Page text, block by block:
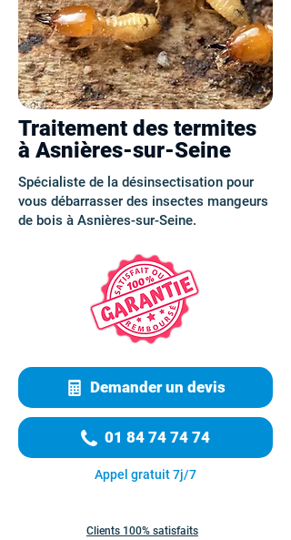
Traitement des termites
à Asnières-sur-Seine
Spécialiste de la désinsectisation pour
vous débarrasser des insectes mangeurs
de bois à Asnières-sur-Seine.
Demander un devis
01 84 74 74 74
Appel gratuit 7j/7
Clients 100% satisfaits